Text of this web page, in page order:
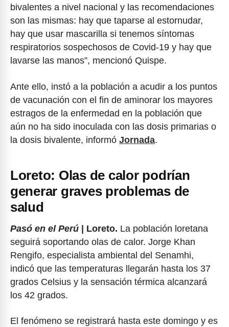
bivalentes a nivel nacional y las recomendaciones
son las mismas: hay que taparse al estornudar,
hay que usar mascarilla si tenemos síntomas
respiratorios sospechosos de Covid-19 y hay que
lavarse las manos”, mencionó Quispe.
Ante ello, instó a la población a acudir a los puntos
de vacunación con el fin de aminorar los mayores
estragos de la enfermedad en la población que
aún no ha sido inoculada con las dosis primarias o
la dosis bivalente, informó Jornada.
Loreto: Olas de calor podrían
generar graves problemas de
salud
Pasó en el Perú | Loreto. La población loretana
seguirá soportando olas de calor. Jorge Khan
Rengifo, especialista ambiental del Senamhi,
indicó que las temperaturas llegarán hasta los 37
grados Celsius y la sensación térmica alcanzará
los 42 grados.
El fenómeno se registrará hasta este domingo y es